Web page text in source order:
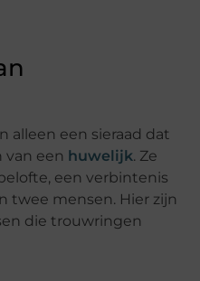
alleen een sieraad dat
van een huwelijk. Ze
een verbintenis
twee mensen. Hier zijn
die trouwringen